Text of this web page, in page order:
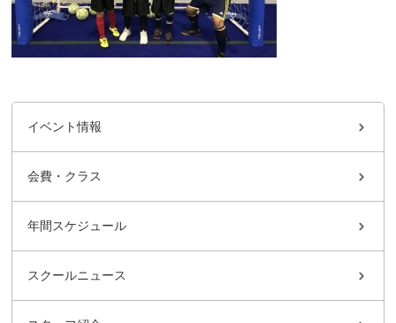
イベント情報
会費・クラス
年間スケジュール
スクールニュース